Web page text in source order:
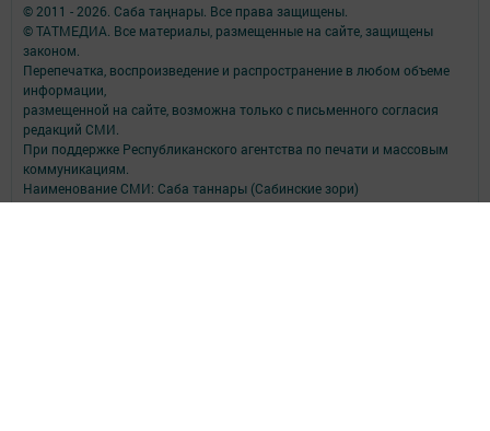
© 2011 - 2026. Саба таңнары. Все права защищены.
© ТАТМЕДИА. Все материалы, размещенные на сайте, защищены
законом.
Перепечатка, воспроизведение и распространение в любом объеме
информации,
размещенной на сайте, возможна только с письменного согласия
редакций СМИ.
При поддержке Республиканского агентства по печати и массовым
коммуникациям.
Наименование СМИ: Саба таннары (Сабинские зори)
№ записи о регистрации СМИ, дата: ЭЛ № ФС 77 - 90147 от 07.10.2025